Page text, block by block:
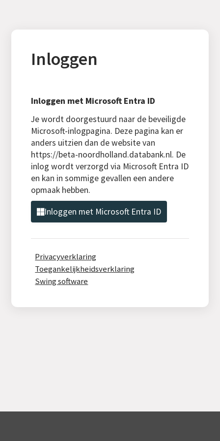
Inloggen
Inloggen met Microsoft Entra ID
Je wordt doorgestuurd naar de beveiligde
Microsoft-inlogpagina. Deze pagina kan er
anders uitzien dan de website van
https://beta-noordholland.databank.nl. De
inlog wordt verzorgd via Microsoft Entra ID
en kan in sommige gevallen een andere
opmaak hebben.
Inloggen met Microsoft Entra ID
Privacyverklaring
Toegankelijkheidsverklaring
Swing software